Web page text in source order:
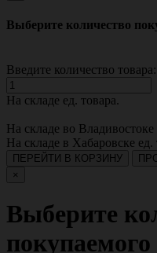
Выберите количество
Введите количество товара:
На складе ед. товара.
На складе во Владивостоке
На складе в Хабаровске ед.
ПЕРЕЙТИ В КОРЗИНУ
×
Выберите
покупаемого